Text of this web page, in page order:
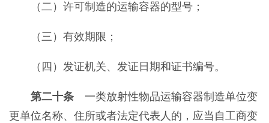
（二）许可制造的运输容器的型号；
（三）有效期限；
（四）发证机关、发证日期和证书编号。
第二十条一类放射性物品运输容器制造单位变
更单位名称、住所或者法定代表人的，应当自工商变